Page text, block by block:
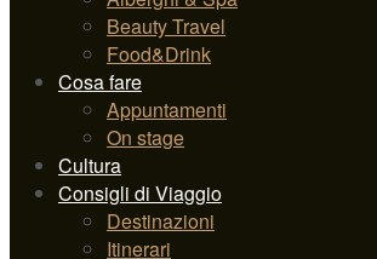
Beauty Travel
Food&Drink
Cosa fare
Appuntamenti
On stage
Cultura
Consigli di Viaggio
Destinazioni
Itinerari